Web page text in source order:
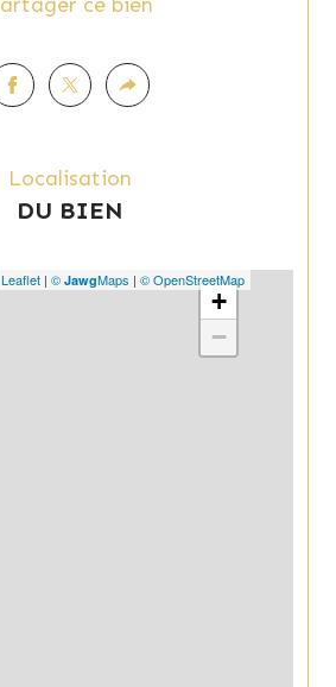
Localisation
DU BIEN
+
−
Leaflet | © JawgMaps | © OpenStreetMap